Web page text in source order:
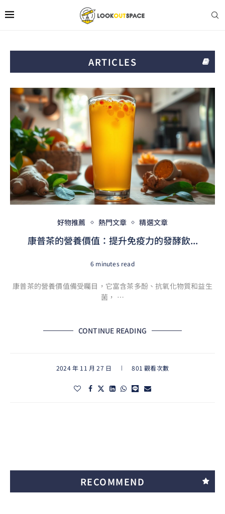
ARTICLES
好物推薦 熱門文章 精選文章
康普茶的營養價值：提升免疫力的發酵飲...
6 minutes read
康普茶的營養價值備受矚目，它富含茶多酚、抗氧化物質和益生
菌， …
CONTINUE READING
2024 年 11 月 27 日 801 觀看次數
RECOMMEND